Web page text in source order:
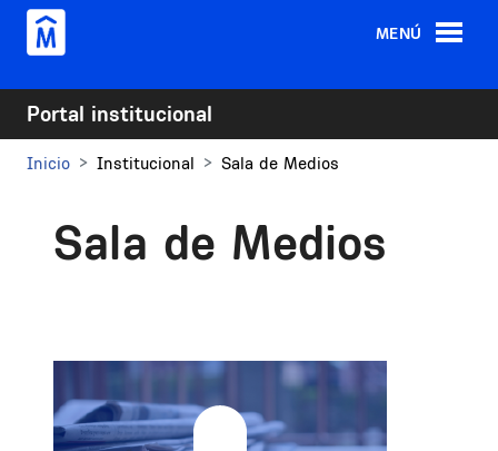
Pasar al contenido principal
MENÚ
Portal institucional
Inicio Institucional Sala de Medios
Sala de Medios